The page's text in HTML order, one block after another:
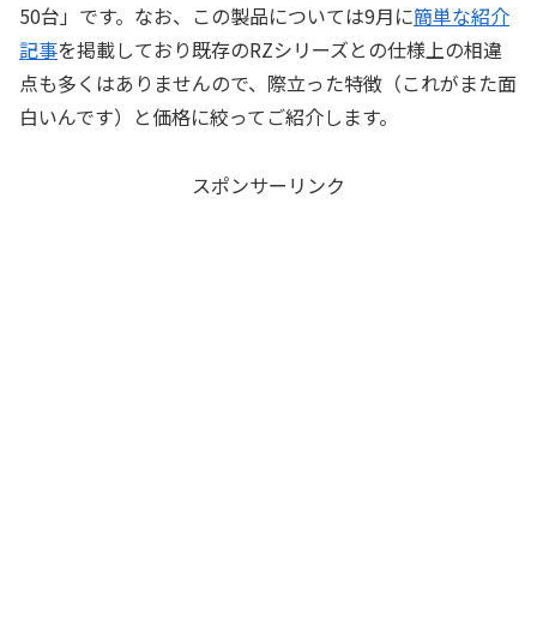
50台」です。なお、この製品については9月に簡単な紹介
記事を掲載しており既存のRZシリーズとの仕様上の相違
点も多くはありませんので、際立った特徴（これがまた面
白いんです）と価格に絞ってご紹介します。
スポンサーリンク